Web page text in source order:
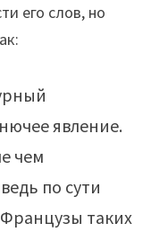
его слов, но
явление.
чем
по сути
таких